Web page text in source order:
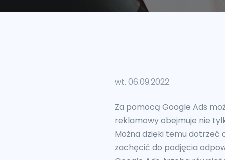
wt. 06.09.2022
Za pomocą Google Ads
reklamowy obejmuje nie
Można dzięki temu dotrzeć
zachęcić do podjęcia